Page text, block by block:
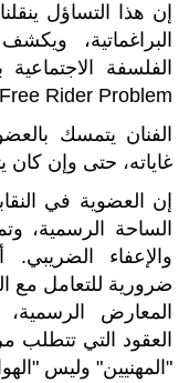
إن هذا التساؤل
البراغماتية،
Free Rider Problem).
الفنان يتمسك
غاياته، حتى وإن
إن العضوية في
الساحة الرسمية،
والإعفاء
ضرورية للتعامل مع
المعارض
العقود التي
"المهنيين" وليس